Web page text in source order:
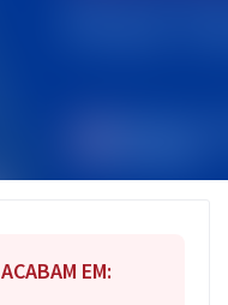
EM: